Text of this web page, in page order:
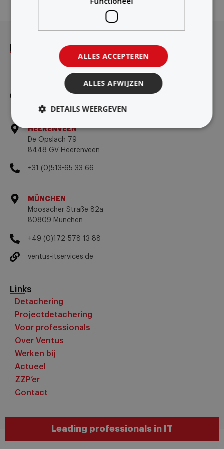
RIJSWIJK
2289 CX Rijswijk
HEERENVEEN
De Opslach 79
8448 GV Heerenveen
+31 (0)513-65 33 66
MÜNCHEN
Moosacher Straße 82a
80809 München
+49 (0)172-578 13 88
ventus-itservices.de
Links
Detachering
Projectdetachering
Voor professionals
Over Ventus
Werken bij
Actueel
ZZP’er
Contact
Leading professionals in IT
ALLES ACCEPTEREN
ALLES AFWIJZEN
DETAILS WEERGEVEN